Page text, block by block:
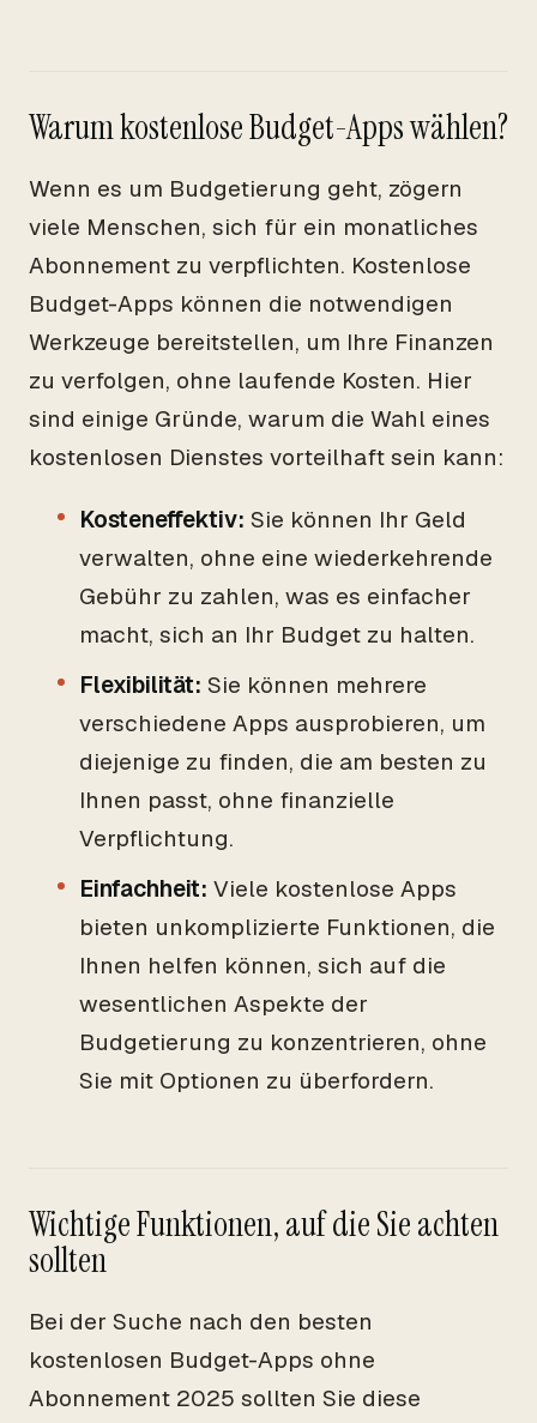
Warum kostenlose Budget-Apps wählen?
Wenn es um Budgetierung geht, zögern
viele Menschen, sich für ein monatliches
Abonnement zu verpflichten. Kostenlose
Budget-Apps können die notwendigen
Werkzeuge bereitstellen, um Ihre Finanzen
zu verfolgen, ohne laufende Kosten. Hier
sind einige Gründe, warum die Wahl eines
kostenlosen Dienstes vorteilhaft sein kann:
Kosteneffektiv: Sie können Ihr Geld
verwalten, ohne eine wiederkehrende
Gebühr zu zahlen, was es einfacher
macht, sich an Ihr Budget zu halten.
Flexibilität: Sie können mehrere
verschiedene Apps ausprobieren, um
diejenige zu finden, die am besten zu
Ihnen passt, ohne finanzielle
Verpflichtung.
Einfachheit: Viele kostenlose Apps
bieten unkomplizierte Funktionen, die
Ihnen helfen können, sich auf die
wesentlichen Aspekte der
Budgetierung zu konzentrieren, ohne
Sie mit Optionen zu überfordern.
Wichtige Funktionen, auf die Sie achten
sollten
Bei der Suche nach den besten
kostenlosen Budget-Apps ohne
Abonnement 2025 sollten Sie diese